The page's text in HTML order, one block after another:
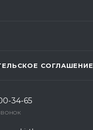
СОГЛАШЕНИЕ
34-65